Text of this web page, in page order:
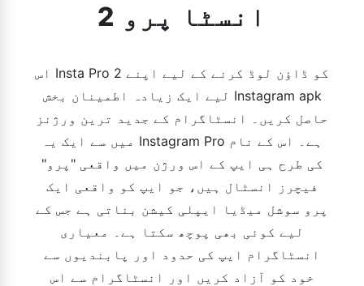
انسٹا پرو 2
اس Insta Pro 2 کو ڈاؤن لوڈ کرنے کے لیے اپنے
لیے ایک زیادہ اطمینان بخش Instagram apk
حاصل کریں۔ انسٹاگرام کے جدید ترین ورژنز
میں سے ایک یہ Instagram Pro ہے۔ اس کے نام
کی طرح ہی ایپ کے اس ورژن میں واقعی "پرو"
فیچرز انسٹال ہیں، جو ایپ کو واقعی ایک
پرو سوشل میڈیا ایپلی کیشن بناتی ہے جس کے
لیے کوئی بھی پوچھ سکتا ہے۔ معیاری
انسٹاگرام ایپ کی حدود اور پابندیوں سے
خود کو آزاد کریں اور انسٹاگرام سے اس